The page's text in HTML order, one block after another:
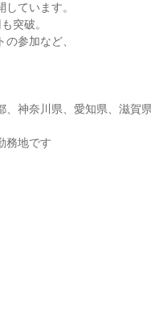
ています。
突破。
参加など、
神奈川県、愛知県、滋賀
務地です